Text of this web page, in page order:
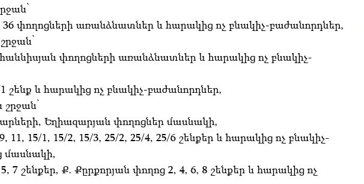
36 փողոցների առանձնատներ և հարակից ոչ բնակիչ-բաժանորդներ,
փողոցների առանձնատներ և հարակից ոչ բնակիչ-
1 շենք և հարակից ոչ բնակիչ-բաժանորդներ,
Եղիազարյան փողոցներ մասնակի,
11, 15/1, 15/2, 15/3, 25/2, 25/4, 25/6 շենքեր և հարակից ոչ բնակիչ-
մասնակի,
7 շենքեր, Ք. Քըրքորյան փողոց 2, 4, 6, 8 շենքեր և հարակից ոչ